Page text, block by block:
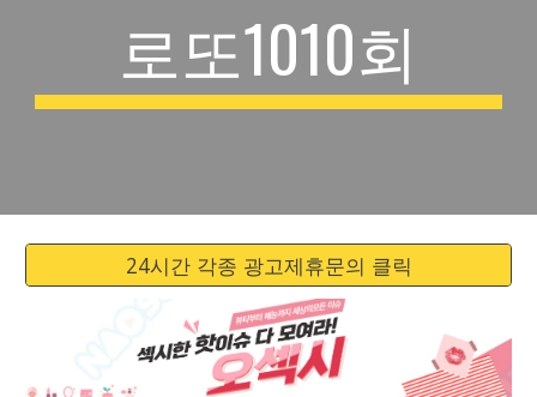
로또1010회
24시간 각종 광고제휴문의 클릭